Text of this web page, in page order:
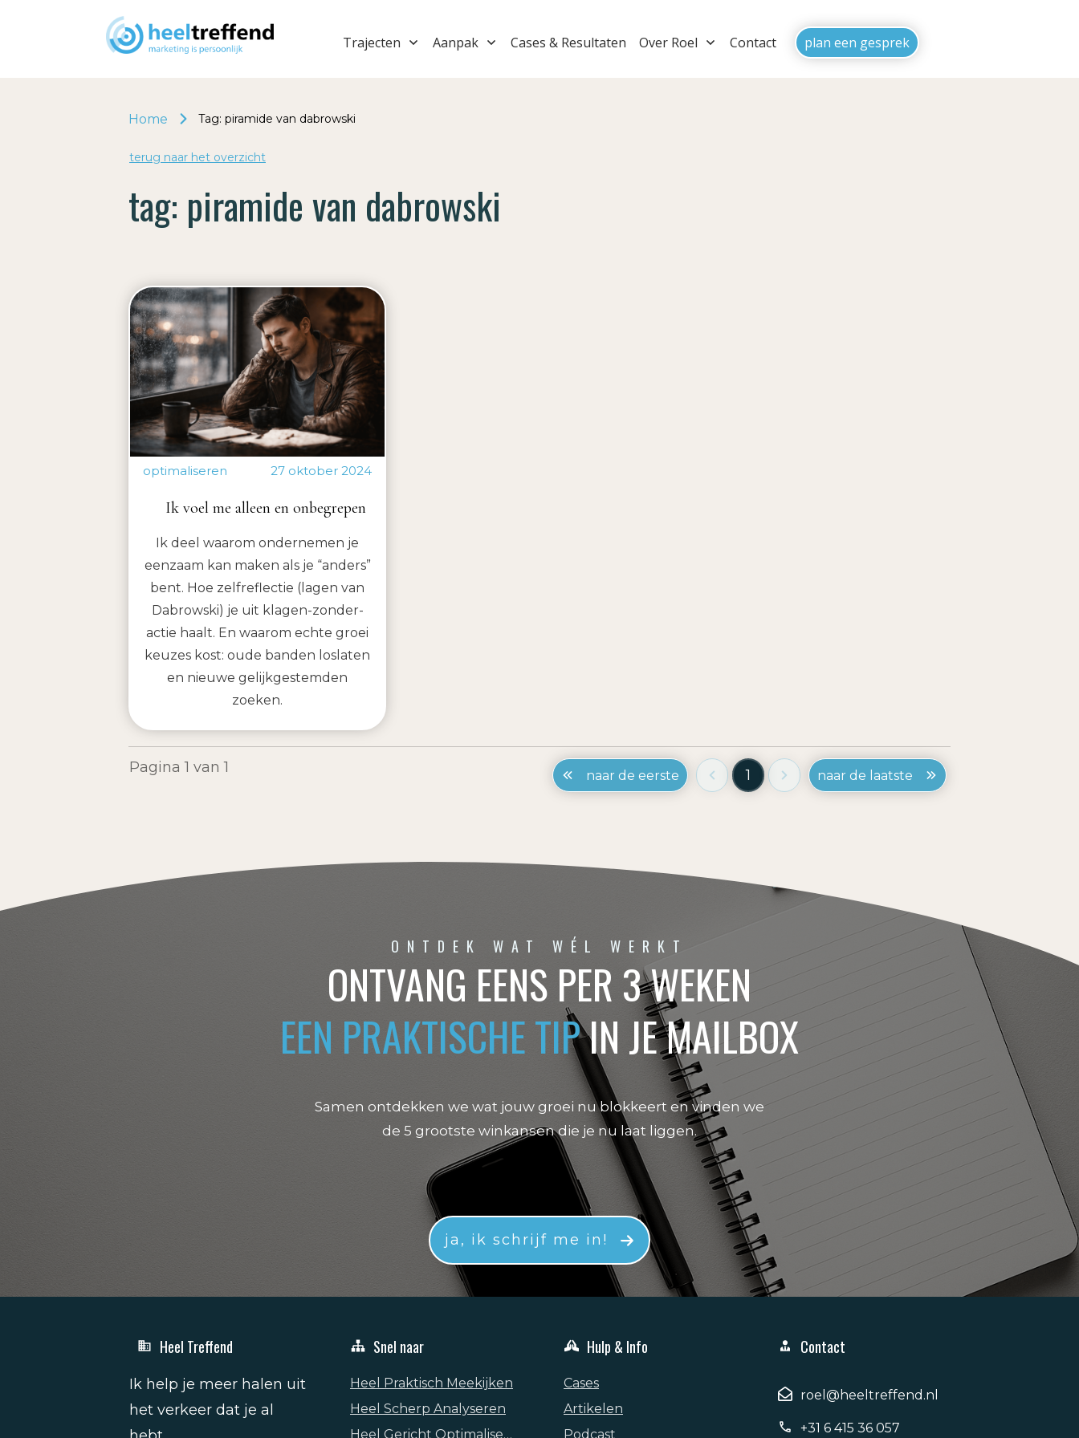
Trajecten Aanpak Cases & Resultaten Over Roel Contact plan een gesprek
Home Tag: piramide van dabrowski
terug naar het overzicht
tag: piramide van dabrowski
optimaliseren 27 oktober 2024
Ik voel me alleen en onbegrepen
Ik deel waarom ondernemen je
eenzaam kan maken als je “anders”
bent. Hoe zelfreflectie (lagen van
Dabrowski) je uit klagen-zonder-
actie haalt. En waarom echte groei
keuzes kost: oude banden loslaten
en nieuwe gelijkgestemden
zoeken.
Pagina1 van1 naar de eerste 1 naar de laatste
ONTDEK WAT WÉL WERKT
ONTVANG EENS PER 3 WEKEN
EEN PRAKTISCHE TIPIN JE MAILBOX
Samen ontdekken we wat jouw groei nu blokkeert en vinden we
de 5 grootste winkansen die je nu laat liggen.
ja, ik schrijf me in!
Heel Treffend
Ik help je meer halen uit
het verkeer dat je al
Snel naar
Heel Praktisch Meekijken
Heel Scherp Analyseren
Heel Gericht Optimaliseren
Hulp & Info
Cases
Artikelen
Podcast
Contact
roel@heeltreffend.nl
+31 6 415 36 057